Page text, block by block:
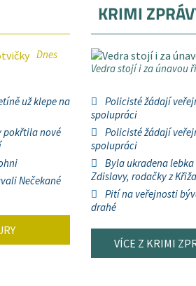
Dnes
už klepe na
pokřtila nové
Nečekané
KRIMI
Vedra stojí i za únavou
Policisté žádají
spolupráci
Policisté žádají
spolupráci
Byla ukradena lebka
Zdislavy, rodačky z
Pití na veřejnosti
drahé
VÍCE Z KRIMI